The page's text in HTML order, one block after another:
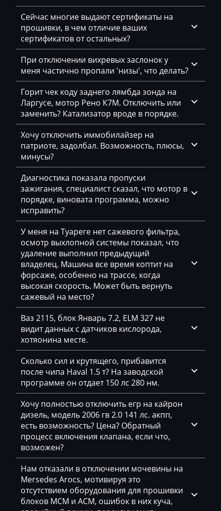
Dynapac
EcoLog
Eggersmann
Exeed
Extreme moto
Faresin
Farmtrac
FAW
Fendt
Fiat
Ford
Foton
Freightliner
Furukawa
GAC
Geely
Gehl
Genie
Genset
GMC
Great Wall
Grove
Groz
Hafei
Haima
Hamm
Hatz
Сейчас многие выдают сертификаты на
прошивки, в чем отличие ваших
сертификатов от остальных?
При отключении вихревых заслонок у
меня частично пропали 'низы', что делать?
Горит чек коду заднего лямбда зонда на
Ларгусе, мотор Рено К7М. Отключить или
заменить? Катализатор вроде в порядке.
Хочу отключить иммобилайзер на
патриоте, задолбал. Возможность, плюсы,
минусы?
Диагностика показала пропуски
зажигания, специалист сказал, что мотор в
порядке, виновата программа, можно
исправить?
У меня на Туареге нет сажевого фильтра,
осмотр выхлопной системы показал, что
удаление выполнил предыдущий
владелец. Машина все время коптит на
форсаже, особенно на трассе, когда
высокая скорость. Может быть вернуть
сажевый на место?
Ваз 2115, блок Январь 7.2, ELM 327 не
видит данных с датчиков кислорода,
хотяонина месте.
Сколько сил и крутящего, прибавится
после чипа Haval 1.5 т? На заводской
программе он отдает 150 лс 280 нм.
Хочу полностью отключить егр на кайрон
дизель, модель 2006 гв 2.0 141 лс. акпп,
есть возможность? Цена? Обратный
процесс включения клапана, если что,
возможен?
Нам отказали в отключении мочевины на
Mersedes Arocs, мотивируя это
отсутствием оборудования для прошивки
блоков MCM и ACM, ошибок в них куча,